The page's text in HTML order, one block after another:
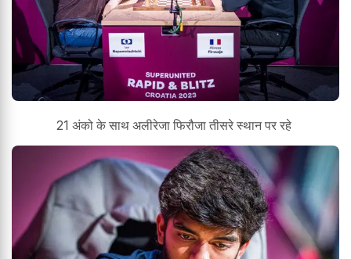
21 अंको के साथ अलीरेजा फिरौजा तीसरे स्थान पर रहे